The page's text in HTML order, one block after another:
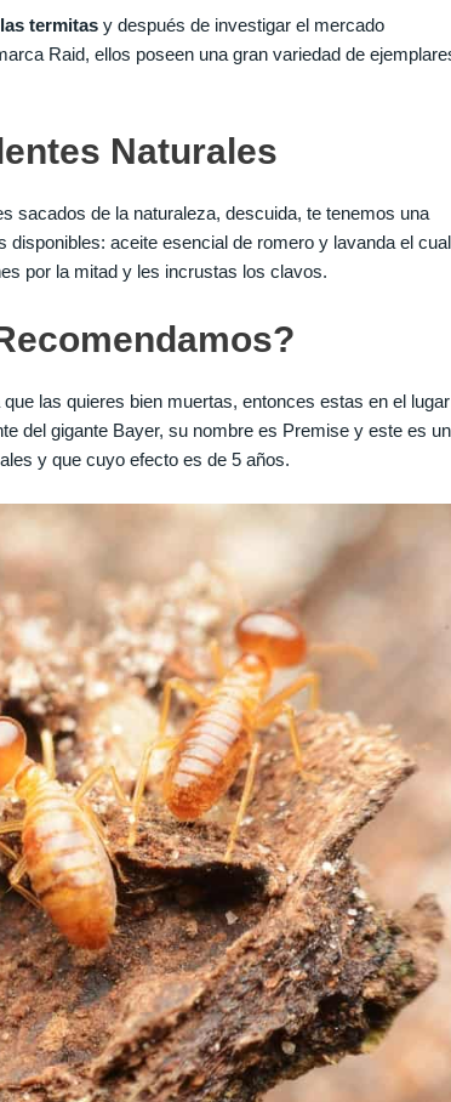
termitas y después de investigar el mercado
Raid, ellos poseen una gran variedad de
Naturales
sacados de la naturaleza, descuida, te tenemos una
disponibles: aceite esencial de romero y lavanda el cual
por la mitad y les incrustas los clavos.
que las quieres bien muertas, entonces estas en el lugar
del gigante Bayer, su nombre es Premise y este es un
y que cuyo efecto es de 5 años.